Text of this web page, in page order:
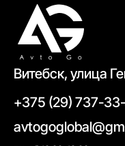
Витебск, улица
+375 (29) 737-